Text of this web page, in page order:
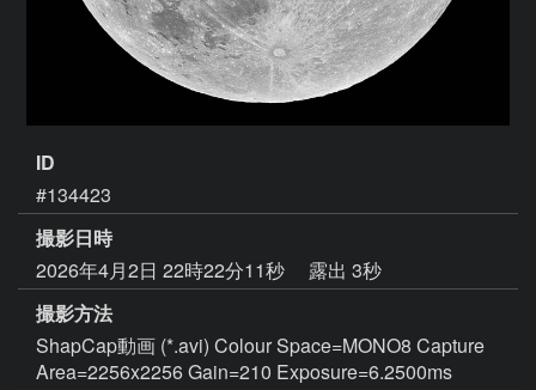
ID
#134423
撮影日時
2026年4月2日 22時22分11秒
露出 3秒
撮影方法
ShapCap動画 (*.avi) Colour Space=MONO8 Capture
Area=2256x2256 Gain=210 Exposure=6.2500ms